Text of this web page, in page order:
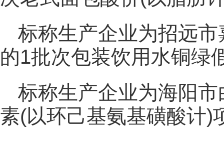
标称生产企业为招远
的1批次包装饮用水铜绿
标称生产企业为海阳
素(以环己基氨基磺酸计)